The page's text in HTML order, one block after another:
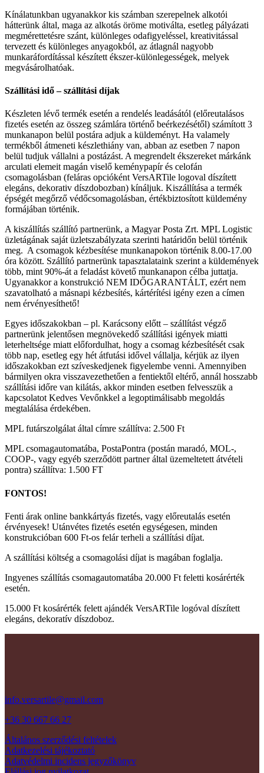
Kínálatunkban ugyanakkor kis számban szerepelnek alkotói
hátterünk által, maga az alkotás öröme motiválta, esetleg pályázati
megmérettetésre szánt, különleges odafigyeléssel, kreativitással
tervezett és különleges anyagokból, az átlagnál nagyobb
munkaráfordítással készített ékszer-különlegességek, melyek
megvásárolhatóak.
Szállítási idő – szállítási díjak
Készleten lévő termék esetén a rendelés leadásától (előreutalásos
fizetés esetén az összeg számlára történő beérkezésétől) számított 3
munkanapon belül postára adjuk a küldeményt. Ha valamely
termékből átmeneti készlethiány van, abban az esetben 7 napon
belül tudjuk vállalni a postázást. A megrendelt ékszereket márkánk
arculati elemeit magán viselő keménypapír és celofán
csomagolásban (feláras opcióként VersARTile logoval díszített
elegáns, dekorativ díszdobozban) kínáljuk. Kiszállítása a termék
épségét megőrző védőcsomagolásban, értékbiztosított küldemény
formájában történik.
A kiszállítás szállító partnerünk, a Magyar Posta Zrt. MPL Logistic
üzletágának saját üzletszabályzata szerinti határidőn belül történik
meg. A csomagok kézbesítése munkanapokon történik 8.00-17.00
óra között. Szállító partnerünk tapasztalataink szerint a küldemények
több, mint 90%-át a feladást követő munkanapon célba juttatja.
Ugyanakkor a konstrukció NEM IDŐGARANTÁLT, ezért nem
szavatolható a másnapi kézbesítés, kártérítési igény ezen a címen
nem érvényesíthető!
Egyes időszakokban – pl. Karácsony előtt – szállítást végző
partnerünk jelentősen megnövekedő szállítási igények miatti
leterheltsége miatt előfordulhat, hogy a csomag kézbesítését csak
több nap, esetleg egy hét átfutási idővel vállalja, kérjük az ilyen
időszakokban ezt szíveskedjenek figyelembe venni. Amennyiben
bármilyen okra visszavezethetően a fentiektől eltérő, annál hosszabb
szállítási időre van kilátás, akkor minden esetben felvesszük a
kapcsolatot Kedves Vevőnkkel a legoptimálisabb megoldás
megtalálása érdekében.
MPL futárszolgálat által címre szállítva: 2.500 Ft
MPL csomagautomatába, PostaPontra (postán maradó, MOL-,
COOP-, vagy egyéb szerződött partner által üzemeltetett átvételi
pontra) szállítva: 1.500 FT
FONTOS!
Fenti árak online bankkártyás fizetés, vagy előreutalás esetén
érvényesek! Utánvétes fizetés esetén egységesen, minden
konstrukcióban 600 Ft-os felár terheli a szállítási díjat.
A szállítási költség a csomagolási díjat is magában foglalja.
Ingyenes szállítás csomagautomatába 20.000 Ft feletti kosárérték
esetén.
15.000 Ft kosárérték felett ajándék VersARTile logóval díszített
elegáns, dekoratív díszdoboz.
info.versartile@gmail.com
+36 30 667 66 27
Általános szerződési feltételek
Adatkezelési tájékoztató
Adatvédelmi incidens jegyzőkönyv